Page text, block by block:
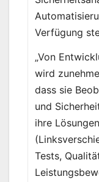
Verfügung
„Von
wird
dass sie
und
ihre
Tests,